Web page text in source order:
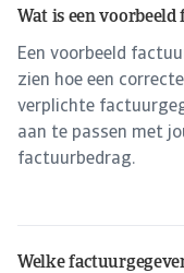
Wat is een voorbeeld
Een voorbeeld
zien hoe een
verplichte
aan te passen met
factuurbedrag.
Welke